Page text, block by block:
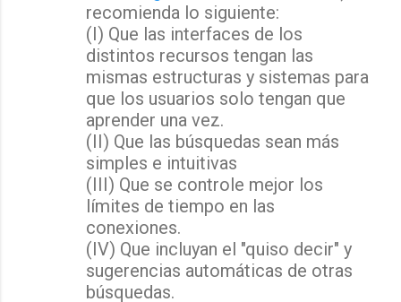
recomienda lo siguiente:
(I) Que las interfaces de los
distintos recursos tengan las
mismas estructuras y sistemas para
que los usuarios solo tengan que
aprender una vez.
(II) Que las búsquedas sean más
simples e intuitivas
(III) Que se controle mejor los
límites de tiempo en las
conexiones.
(IV) Que incluyan el "quiso decir" y
sugerencias automáticas de otras
búsquedas.